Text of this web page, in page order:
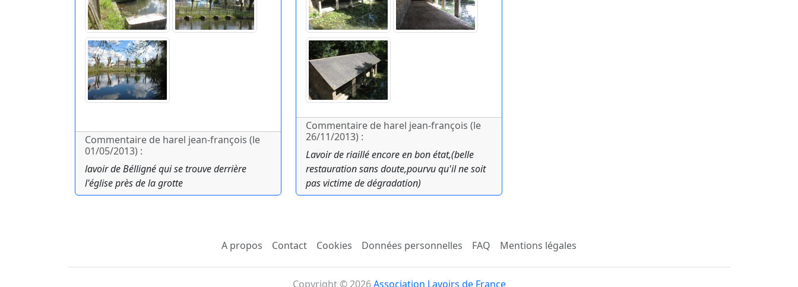
Commentaire de harel jean-françois (le
01/05/2013) :
lavoir de Bélligné qui se trouve derrière
l'église près de la grotte
Commentaire de harel jean-françois (le
26/11/2013) :
Lavoir de riaillé encore en bon état,(belle
restauration sans doute,pourvu qu'il ne soit
pas victime de dégradation)
A propos Contact Cookies Données personnelles FAQ Mentions légales
Copyright © 2026Association Lavoirs de France